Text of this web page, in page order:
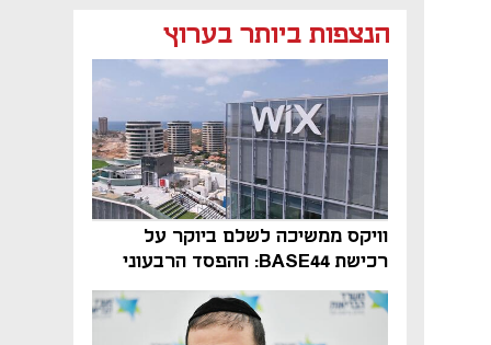
הנצפות ביותר בערוץ
וויקס ממשיכה לשלם ביוקר על
רכישת BASE44: ההפסד הרבעוני
זינק ל-76 מיליון דולר